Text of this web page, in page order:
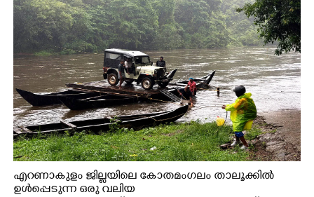
എറണാകുളം ജില്ലയിലെ കോതമംഗലം താലൂക്കിൽ
ഉൾപ്പെടുന്ന ഒരു വലിയ